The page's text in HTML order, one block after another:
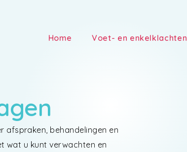
Home Voet- en enkelklachten
afspraken, behandelingen en
wat u kunt verwachten en